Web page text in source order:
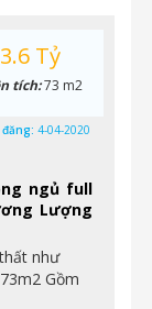
ngủ full
Lượng
như
Gồm
3.6 Tỷ
tích:73 m2
4-04-2020